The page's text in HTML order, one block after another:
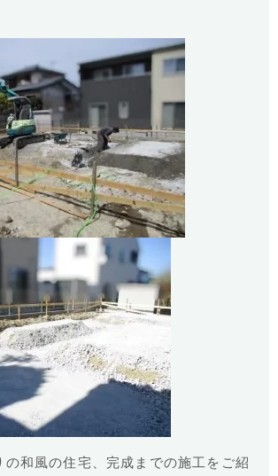
の和風の住宅、完成までの施工をご紹